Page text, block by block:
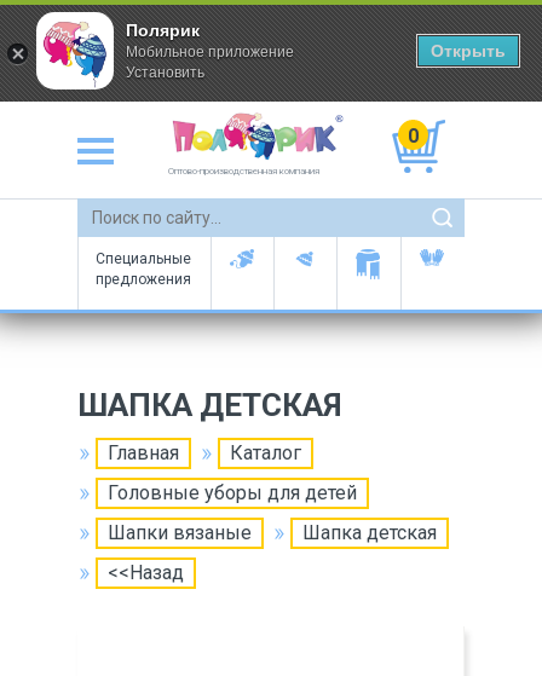
Оптово-производственная компания
0
Специальные
предложения
ШАПКА ДЕТСКАЯ
Главная
Каталог
Головные уборы для детей
Шапки вязаные
Шапка детская
<<Назад
Полярик
Мобильное приложение
Установить
Открыть